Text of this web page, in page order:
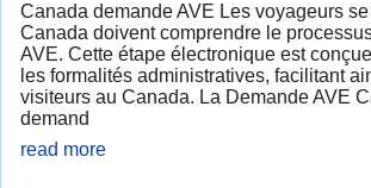
Canada demande AVE Les voyageurs
Canada doivent comprendre le
AVE. Cette étape électronique est
les formalités administratives, facilitant
visiteurs au Canada. La Demande AVE
demand
read more